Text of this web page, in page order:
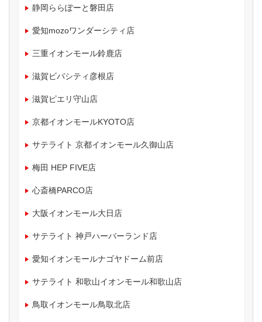
静岡ららぽーと磐田店
愛知mozoワンダーシティ店
三重イオンモール鈴鹿店
滋賀ビバシティ彦根店
滋賀ピエリ守山店
京都イオンモールKYOTO店
サテライト 京都イオンモール久御山店
梅田 HEP FIVE店
心斎橋PARCO店
大阪イオンモール大日店
サテライト 神戸ハーバーランド店
愛知イオンモールナゴヤドーム前店
サテライト 和歌山イオンモール和歌山店
鳥取イオンモール鳥取北店